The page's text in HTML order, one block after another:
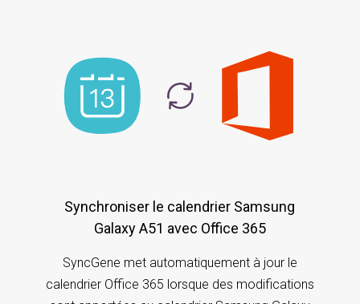
Synchroniser le calendrier Samsung
Galaxy A51 avec Office 365
SyncGene met automatiquement à jour le
calendrier Office 365 lorsque des modifications